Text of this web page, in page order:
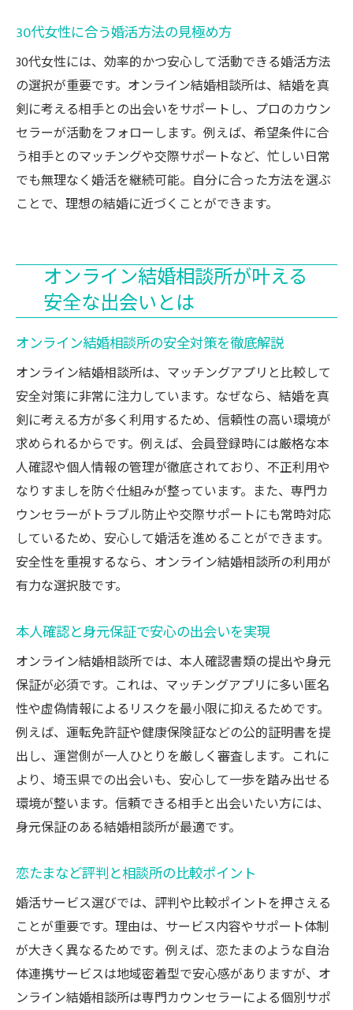
30代女性に合う婚活方法の見極め方
30代女性には、効率的かつ安心して活動できる婚活方法
の選択が重要です。オンライン結婚相談所は、結婚を真
剣に考える相手との出会いをサポートし、プロのカウン
セラーが活動をフォローします。例えば、希望条件に合
う相手とのマッチングや交際サポートなど、忙しい日常
でも無理なく婚活を継続可能。自分に合った方法を選ぶ
ことで、理想の結婚に近づくことができます。
オンライン結婚相談所が叶える
安全な出会いとは
オンライン結婚相談所の安全対策を徹底解説
オンライン結婚相談所は、マッチングアプリと比較して
安全対策に非常に注力しています。なぜなら、結婚を真
剣に考える方が多く利用するため、信頼性の高い環境が
求められるからです。例えば、会員登録時には厳格な本
人確認や個人情報の管理が徹底されており、不正利用や
なりすましを防ぐ仕組みが整っています。また、専門カ
ウンセラーがトラブル防止や交際サポートにも常時対応
しているため、安心して婚活を進めることができます。
安全性を重視するなら、オンライン結婚相談所の利用が
有力な選択肢です。
本人確認と身元保証で安心の出会いを実現
オンライン結婚相談所では、本人確認書類の提出や身元
保証が必須です。これは、マッチングアプリに多い匿名
性や虚偽情報によるリスクを最小限に抑えるためです。
例えば、運転免許証や健康保険証などの公的証明書を提
出し、運営側が一人ひとりを厳しく審査します。これに
より、埼玉県での出会いも、安心して一歩を踏み出せる
環境が整います。信頼できる相手と出会いたい方には、
身元保証のある結婚相談所が最適です。
恋たまなど評判と相談所の比較ポイント
婚活サービス選びでは、評判や比較ポイントを押さえる
ことが重要です。理由は、サービス内容やサポート体制
が大きく異なるためです。例えば、恋たまのような自治
体連携サービスは地域密着型で安心感がありますが、オ
ンライン結婚相談所は専門カウンセラーによる個別サポ